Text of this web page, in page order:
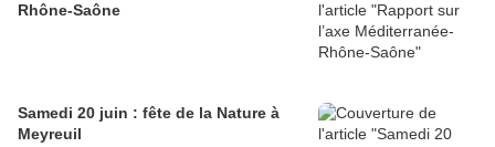
Rhône-Saône
Samedi 20 juin : fête de la Nature à
Meyreuil